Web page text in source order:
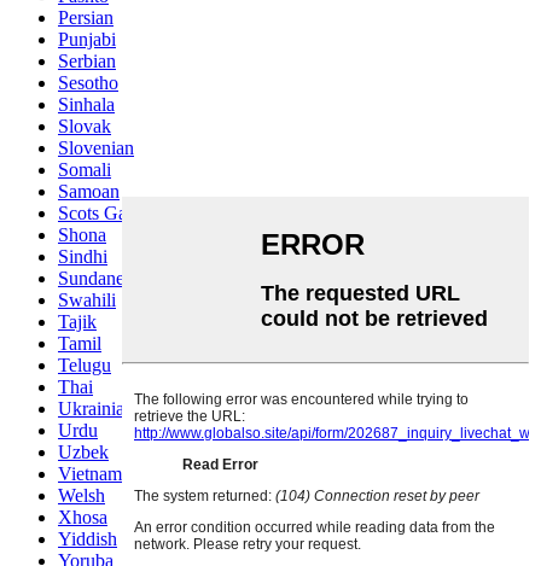
Persian
Punjabi
Serbian
Sesotho
Sinhala
Slovak
Slovenian
Somali
Samoan
Scots Gaelic
Shona
Sindhi
Sundanese
Swahili
Tajik
Tamil
Telugu
Thai
Ukrainian
Urdu
Uzbek
Vietnamese
Welsh
Xhosa
Yiddish
Yoruba